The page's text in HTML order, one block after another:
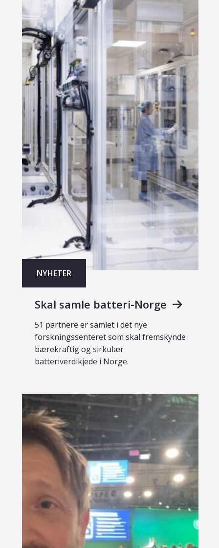
NYHETER
Skal samle batteri-Norge
51 partnere er samlet i det nye
forskningssenteret som skal fremskynde
bærekraftig og sirkulær
batteriverdikjede i Norge.